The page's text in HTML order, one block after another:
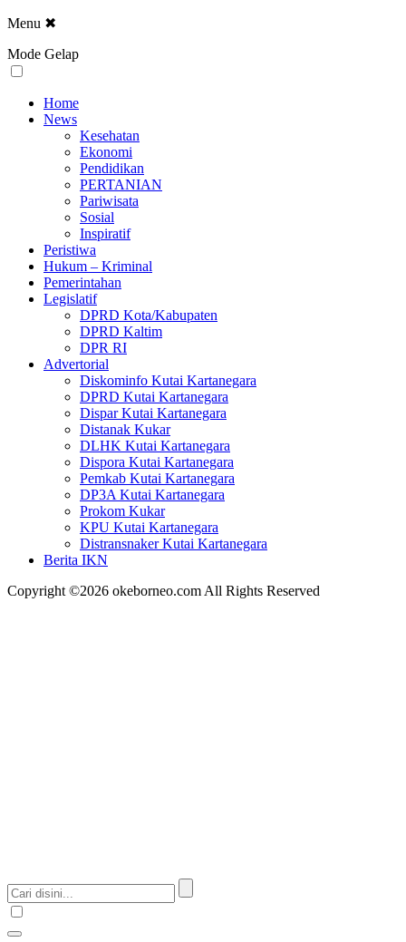
Menu ✖
Mode Gelap
Home
News
Kesehatan
Ekonomi
Pendidikan
PERTANIAN
Pariwisata
Sosial
Inspiratif
Peristiwa
Hukum – Kriminal
Pemerintahan
Legislatif
DPRD Kota/Kabupaten
DPRD Kaltim
DPR RI
Advertorial
Diskominfo Kutai Kartanegara
DPRD Kutai Kartanegara
Dispar Kutai Kartanegara
Distanak Kukar
DLHK Kutai Kartanegara
Dispora Kutai Kartanegara
Pemkab Kutai Kartanegara
DP3A Kutai Kartanegara
Prokom Kukar
KPU Kutai Kartanegara
Distransnaker Kutai Kartanegara
Berita IKN
Copyright ©2026 okeborneo.com All Rights Reserved